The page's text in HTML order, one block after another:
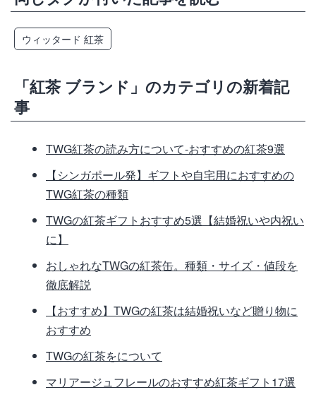
ウィッタード 紅茶
「紅茶 ブランド」のカテゴリの新着記
事
TWG紅茶の読み方について-おすすめの紅茶9選
【シンガポール発】ギフトや自宅用におすすめの
TWG紅茶の種類
TWGの紅茶ギフトおすすめ5選【結婚祝いや内祝い
に】
おしゃれなTWGの紅茶缶。種類・サイズ・値段を
徹底解説
【おすすめ】TWGの紅茶は結婚祝いなど贈り物に
おすすめ
TWGの紅茶をについて
マリアージュフレールのおすすめ紅茶ギフト17選